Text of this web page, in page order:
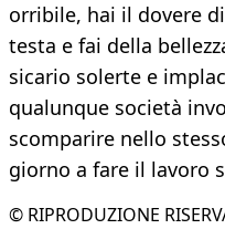
orribile, hai il dovere
testa e fai della
sicario solerte e
qualunque società
scomparire nello
giorno a fare il lavoro
© RIPRODUZIONE